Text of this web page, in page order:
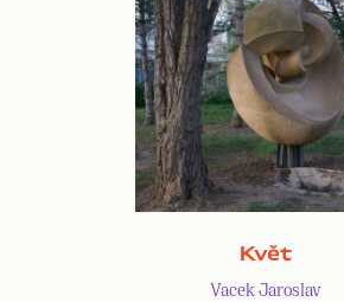
Květ
Vacek Jaroslav